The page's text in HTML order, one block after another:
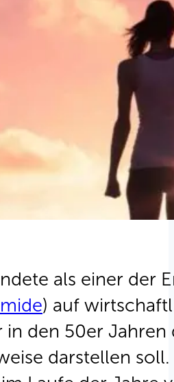
als einer der
) auf
den 50er
darstellen